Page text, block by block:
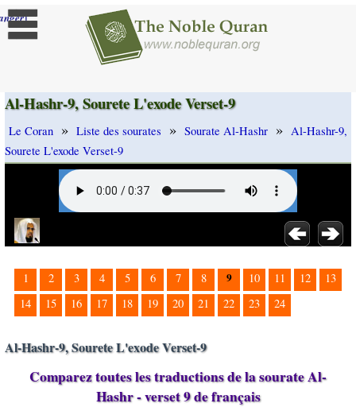
]
Al-Hashr-9, Sourete L'exode Verset-9
Le Coran » Liste des sourates » Sourate Al-Hashr » Al-Hashr-9,
Sourete L'exode Verset-9
1 2 3 4 5 6 7 8 9 10 11 12
13
14
15 16 17 18 19 20 21 22 23 24
Al-Hashr-9, Sourete L'exode Verset-9
Comparez toutes les traductions de la sourate Al-
Hashr - verset 9 de français